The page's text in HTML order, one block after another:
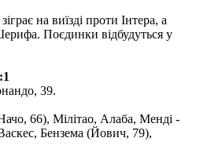
на виїзді проти Інтера, а
Поєдинки відбудуться у
39.
66), Мілітао, Алаба, Менді -
Бензема (Йович, 79),